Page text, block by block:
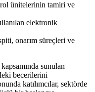
ünitelerinin tamiri ve
elektronik
onarım süreçleri ve
sunulan
becerilerini
katılımcılar, sektörde